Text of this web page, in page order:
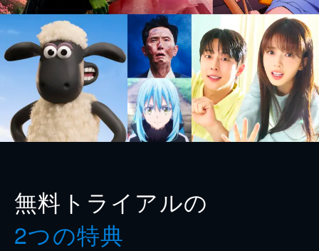
無料トライアルの
2つの特典